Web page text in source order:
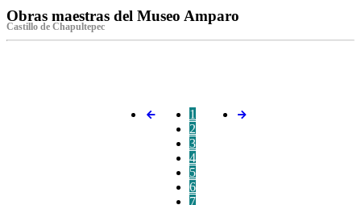
Obras maestras del Museo Amparo
Castillo de Chapultepec
1
2
3
4
5
6
7